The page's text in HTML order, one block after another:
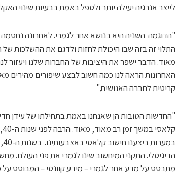
לייצר אנרגיה יעילה יותר ולטפל באמת בבעיות שינוי
"הדוגמה השניה היא בנושא אחר לגמרי. לאחרונה
התלוי זה בזה שבו היכולת לחזות ולדגם את ההשלכות של
מאוד. הדבר ישפר את היציבות של החברות שלנו ויעזור
האחרונות הראה לנו כמה חשוב לבצע שיפורים מהירים
קריטית לחברה האנושית."
"החדשות הטובות הן שאנחנו באמת בתחילתו של עידן
הדיגיטלי. התקני המיחשוב שינו לגמרי את פני העולם.
מתבסס על מדע אחר לגמרי – מידע קוונטי – המבוסס על